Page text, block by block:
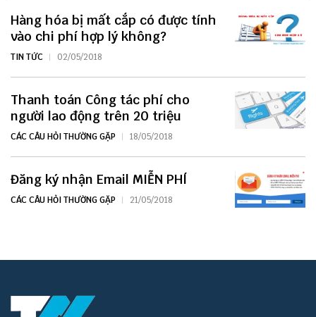
Hàng hóa bị mất cắp có được tính
vào chi phí hợp lý không?
TIN TỨC 02/05/2018
Thanh toán Công tác phí cho
người lao động trên 20 triệu
CÁC CÂU HỎI THƯỜNG GẶP 18/05/2018
Đăng ký nhận Email MIỄN PHÍ
CÁC CÂU HỎI THƯỜNG GẶP 21/05/2018